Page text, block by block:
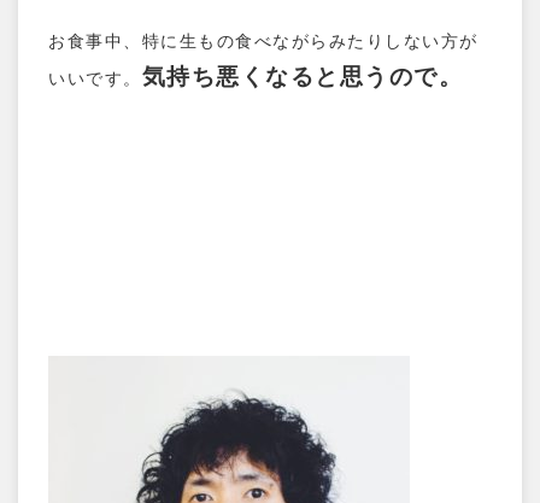
お食事中、特に生もの食べながらみたりしない方が
いいです。 気持ち悪くなると思うので。